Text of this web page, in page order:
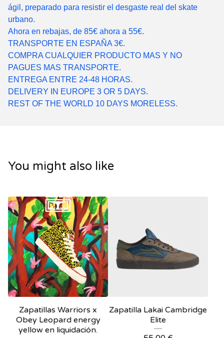
ágil, preparado para resistir el desgaste real del skate
urbano.
Ahora en rebajas, de 85€ ahora a 55€.
TRANSPORTE EN ESPAÑA 3€.
COMPRA CUALQUIER PRODUCTO MAS Y NO
PAGUES MAS TRANSPORTE.
ENTREGA ENTRE 24-48 HORAS.
DELIVERY IN EUROPE 3 OR 5 DAYS.
REST OF THE WORLD 10 DAYS MORELESS.
You might also like
Zapatillas Warriors x
Obey Leopard energy
yellow en liquidación.
Zapatilla Lakai Cambridge
Elite